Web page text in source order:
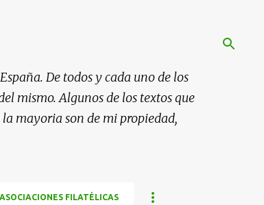
De todos y cada uno de los
mismo. Algunos de los textos que
la mayoria son de mi propiedad,
ASOCIACIONES FILATÉLICAS